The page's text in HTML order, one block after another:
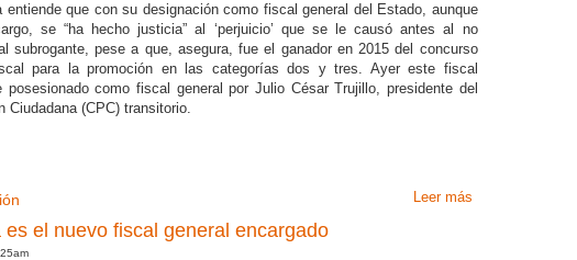
entiende que con su designación como fiscal general del Estado, aunque
se “ha hecho justicia” al ‘perjuicio’ que se le causó antes al no
subrogante, pese a que, asegura, fue el ganador en 2015 del concurso
para la promoción en las categorías dos y tres. Ayer este fiscal
posesionado como fiscal general por Julio César Trujillo, presidente del
Ciudadana (CPC) transitorio.
Leer más
es el nuevo fiscal general encargado